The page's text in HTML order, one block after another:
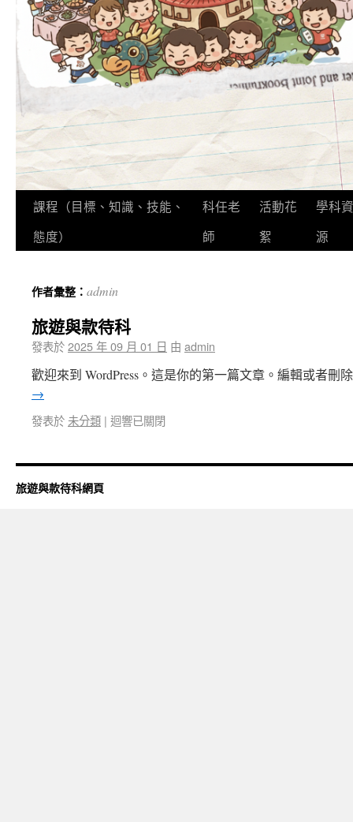
課程（目標、知識、技能、
態度）
科任老
師
活動花
絮
學科資
源
作者彙整： admin
旅遊與款待科
發表於2025 年 09 月 01 日 由 admin
歡迎來到 WordPress。這是你的第一篇文章。編輯或者
→
發表於 未分類 | 迴響已關閉
旅遊與款待科網頁